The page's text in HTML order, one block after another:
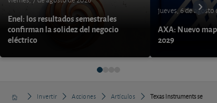
Enel: los resultados semestrales
confirman la solidez del negocio
eléctrico
jueves, 6 de agosto
AXA: Nuevo
2029
Invertir Acciones Artículos
Texas Instruments se